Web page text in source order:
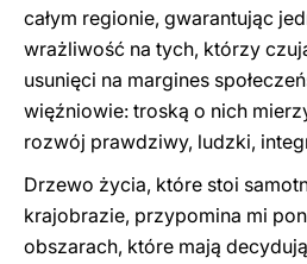
całym regionie, gwarantując
wrażliwość na tych, którzy
usunięci na margines
więźniowie: troską o nich
rozwój prawdziwy, ludzki,
Drzewo życia, które stoi
krajobrazie, przypomina mi
obszarach, które mają